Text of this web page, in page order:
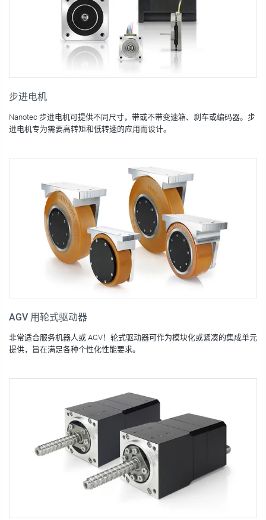
步进电机
Nanotec 步进电机可提供不同尺寸，带或不带变速箱、刹车或编码器。步
进电机专为需要高转矩和低转速的应用而设计。
AGV 用轮式驱动器
非常适合服务机器人或 AGV！轮式驱动器可作为模块化或紧凑的集成单元
提供，旨在满足各种个性化性能要求。